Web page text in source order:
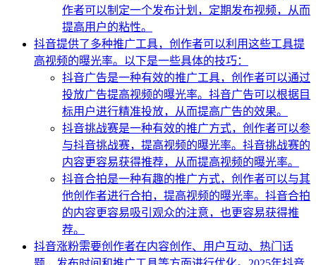
作者可以制定一个发布计划，定期发布视频，从而
提高用户的粘性。
抖音提供了多种推广工具，创作者可以利用这些工具提
高视频的曝光率。以下是一些具体的技巧：
抖音广告是一种有效的推广工具，创作者可以通过
投放广告提高视频的曝光率。抖音广告可以根据目
标用户进行精准投放，从而提高广告的效果。
抖音挑战赛是一种有效的推广方式，创作者可以参
与抖音挑战赛，提高视频的曝光率。抖音挑战赛的
内容更容易获得推荐，从而提高视频的曝光率。
抖音合拍是一种有趣的推广方式，创作者可以与其
他创作者进行合拍，提高视频的曝光率。抖音合拍
的内容更容易吸引观众的注意，也更容易获得推
荐。
抖音涨粉需要创作者在内容创作、用户互动、热门话